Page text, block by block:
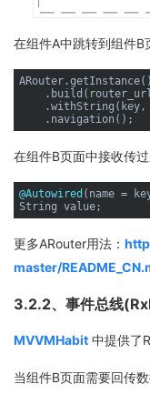
在组件A中跳转到组件B
ARouter.getInstance()
.withString(key,
在组件B页面中接收传过
@Autowired (name =
更多ARouter用法：
master/
3.2.2、事件总线
MVVMHabit 中提供了
当组件B页面需要回传